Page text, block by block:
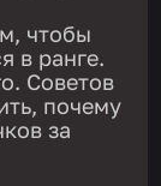
чтобы
в ранге.
Советов
почему
за